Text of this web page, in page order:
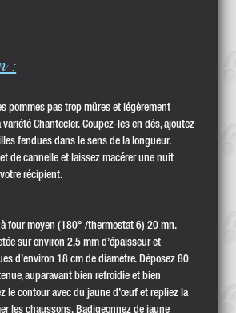
:
pommes pas trop mûres et légèrement
Chantecler. Coupez-les en dés, ajoutez
fendues dans le sens de la longueur.
de cannelle et laissez macérer une nuit
récipient.
four moyen (180° /thermostat 6) 20 mn.
sur environ 2,5 mm d’épaisseur et
d’environ 18 cm de diamètre. Déposez 80
auparavant bien refroidie et bien
le contour avec du jaune d’œuf et repliez la
les chaussons. Badigeonnez de jaune